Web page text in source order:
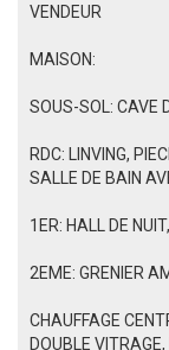
VENDEUR
MAISON:
SOUS-SOL: CAVE
RDC: LINVING,
SALLE DE BAIN
1ER: HALL DE
2EME: GRENIER
CHAUFFAGE
DOUBLE